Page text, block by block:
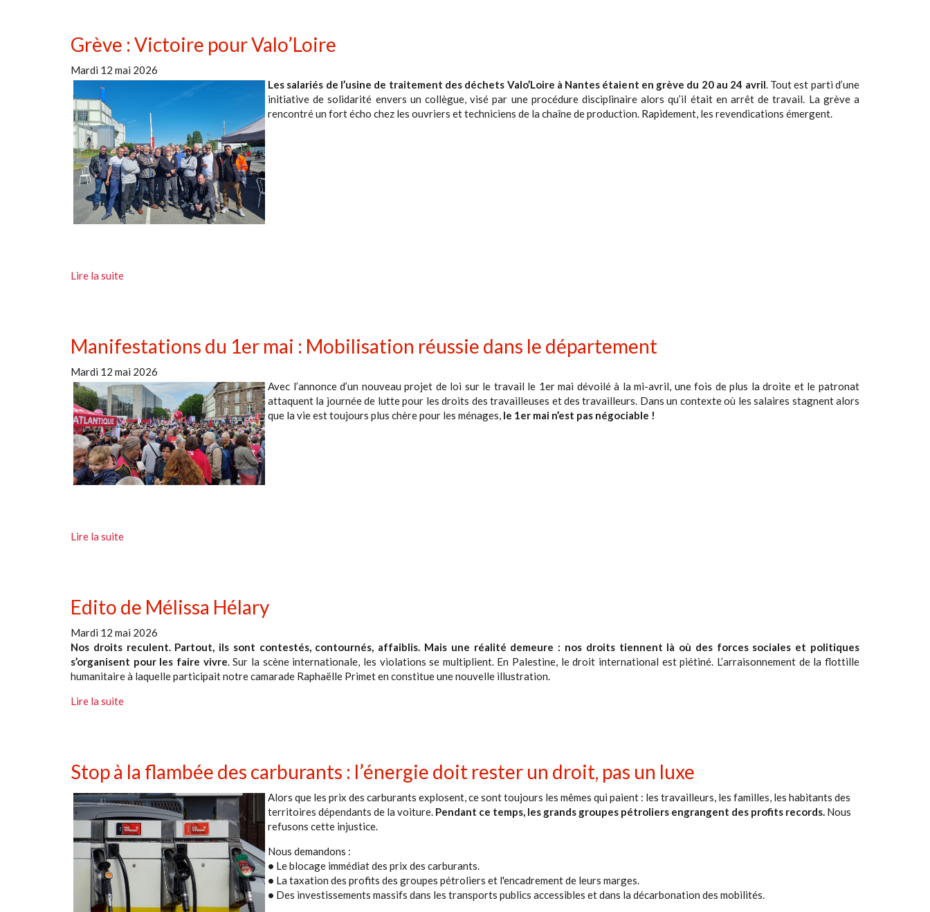
Grève : Victoire pour Valo’Loire
Mardi 12 mai 2026
Les salariés de l’usine de traitement des déchets Valo’Loire à Nantes étaient en grève du 20 au 24 avril. Tout est parti d’une
initiative de solidarité envers un collègue, visé par une procédure disciplinaire alors qu’il était en arrêt de travail. La grève a
rencontré un fort écho chez les ouvriers et techniciens de la chaîne de production. Rapidement, les revendications émergent.
Lire la suite
Manifestations du 1er mai : Mobilisation réussie dans le département
Mardi 12 mai 2026
Avec l’annonce d’un nouveau projet de loi sur le travail le 1er mai dévoilé à la mi-avril, une fois de plus la droite et le patronat
attaquent la journée de lutte pour les droits des travailleuses et des travailleurs. Dans un contexte où les salaires stagnent alors
que la vie est toujours plus chère pour les ménages, le 1er mai n’est pas négociable !
Lire la suite
Edito de Mélissa Hélary
Mardi 12 mai 2026
Nos droits reculent. Partout, ils sont contestés, contournés, affaiblis. Mais une réalité demeure : nos droits tiennent là où des forces sociales et politiques
s’organisent pour les faire vivre. Sur la scène internationale, les violations se multiplient. En Palestine, le droit international est piétiné. L’arraisonnement de la flottille
humanitaire à laquelle participait notre camarade Raphaëlle Primet en constitue une nouvelle illustration.
Lire la suite
Stop à la flambée des carburants : l’énergie doit rester un droit, pas un luxe
Alors que les prix des carburants explosent, ce sont toujours les mêmes qui paient : les travailleurs, les familles, les habitants des
territoires dépendants de la voiture. Pendant ce temps, les grands groupes pétroliers engrangent des profits records. Nous
refusons cette injustice.
Nous demandons :
• Le blocage immédiat des prix des carburants.
• La taxation des profits des groupes pétroliers et l'encadrement de leurs marges.
• Des investissements massifs dans les transports publics accessibles et dans la décarbonation des mobilités.